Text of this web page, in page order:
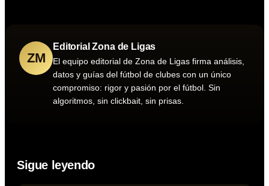
ZM
Editorial Zona de Ligas
El equipo editorial de Zona de Ligas firma análisis,
datos y guías del fútbol de clubes con un único
compromiso: rigor y pasión por el fútbol. Sin
algoritmos, sin clickbait, sin prisas.
Sigue leyendo